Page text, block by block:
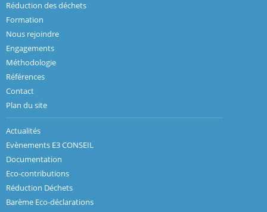
Réduction des déchets
Formation
Nous rejoindre
Engagements
Méthodologie
Références
Contact
Plan du site
Actualités
Evènements E3 CONSEIL
Documentation
Eco-contributions
Réduction Déchets
Barème Eco-déclarations